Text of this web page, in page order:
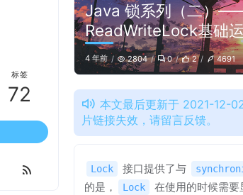
Java 锁系列（二）
ReadWriteLock基础
4 年前 2804 0 2 4691
本文最后更新于 2021-12-
片链接失效，请留言反馈。
Lock 接口提供了与
的是，
Lock
在使用的时候需
标签
72